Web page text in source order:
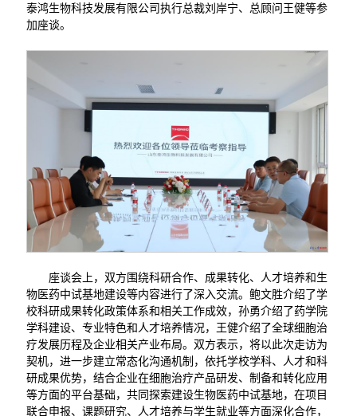
泰鸿生物科技发展有限公司执行总裁刘岸宁、总顾问王健等参
加座谈。
座谈会上，双方围绕科研合作、成果转化、人才培养和生
物医药中试基地建设等内容进行了深入交流。鲍文胜介绍了学
校科研成果转化政策体系和相关工作成效，孙勇介绍了药学院
学科建设、专业特色和人才培养情况，王健介绍了全球细胞治
疗发展历程及企业相关产业布局。双方表示，将以此次走访为
契机，进一步建立常态化沟通机制，依托学校学科、人才和科
研成果优势，结合企业在细胞治疗产品研发、制备和转化应用
等方面的平台基础，共同探索建设生物医药中试基地，在项目
联合申报、课题研究、人才培养与学生就业等方面深化合作，